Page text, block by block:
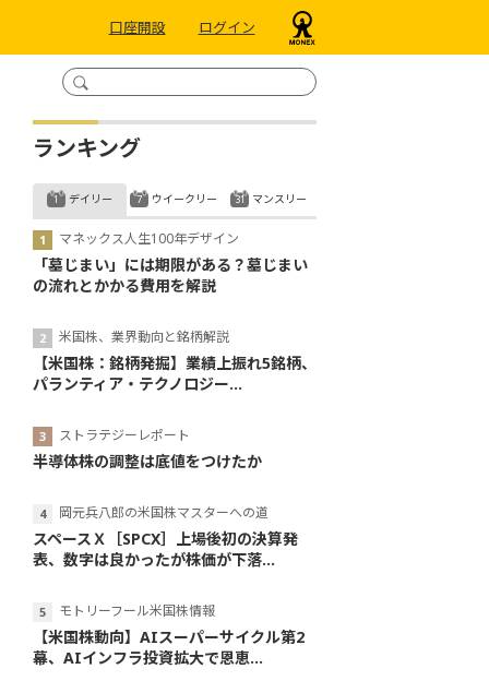
口座開設 ログイン
ランキング
デイリー
マネックス人生100年デザイン
「墓じまい」には期限がある？墓じまい
の流れとかかる費用を解説
米国株、業界動向と銘柄解説
【米国株：銘柄発掘】業績上振れ5銘柄、
パランティア・テクノロジー...
ストラテジーレポート
半導体株の調整は底値をつけたか
岡元兵八郎の米国株マスターへの道
スペースＸ［SPCX］上場後初の決算発
表、数字は良かったが株価が下落...
モトリーフール米国株情報
【米国株動向】AIスーパーサイクル第2
幕、AIインフラ投資拡大で恩恵...
ウイークリー マンスリー